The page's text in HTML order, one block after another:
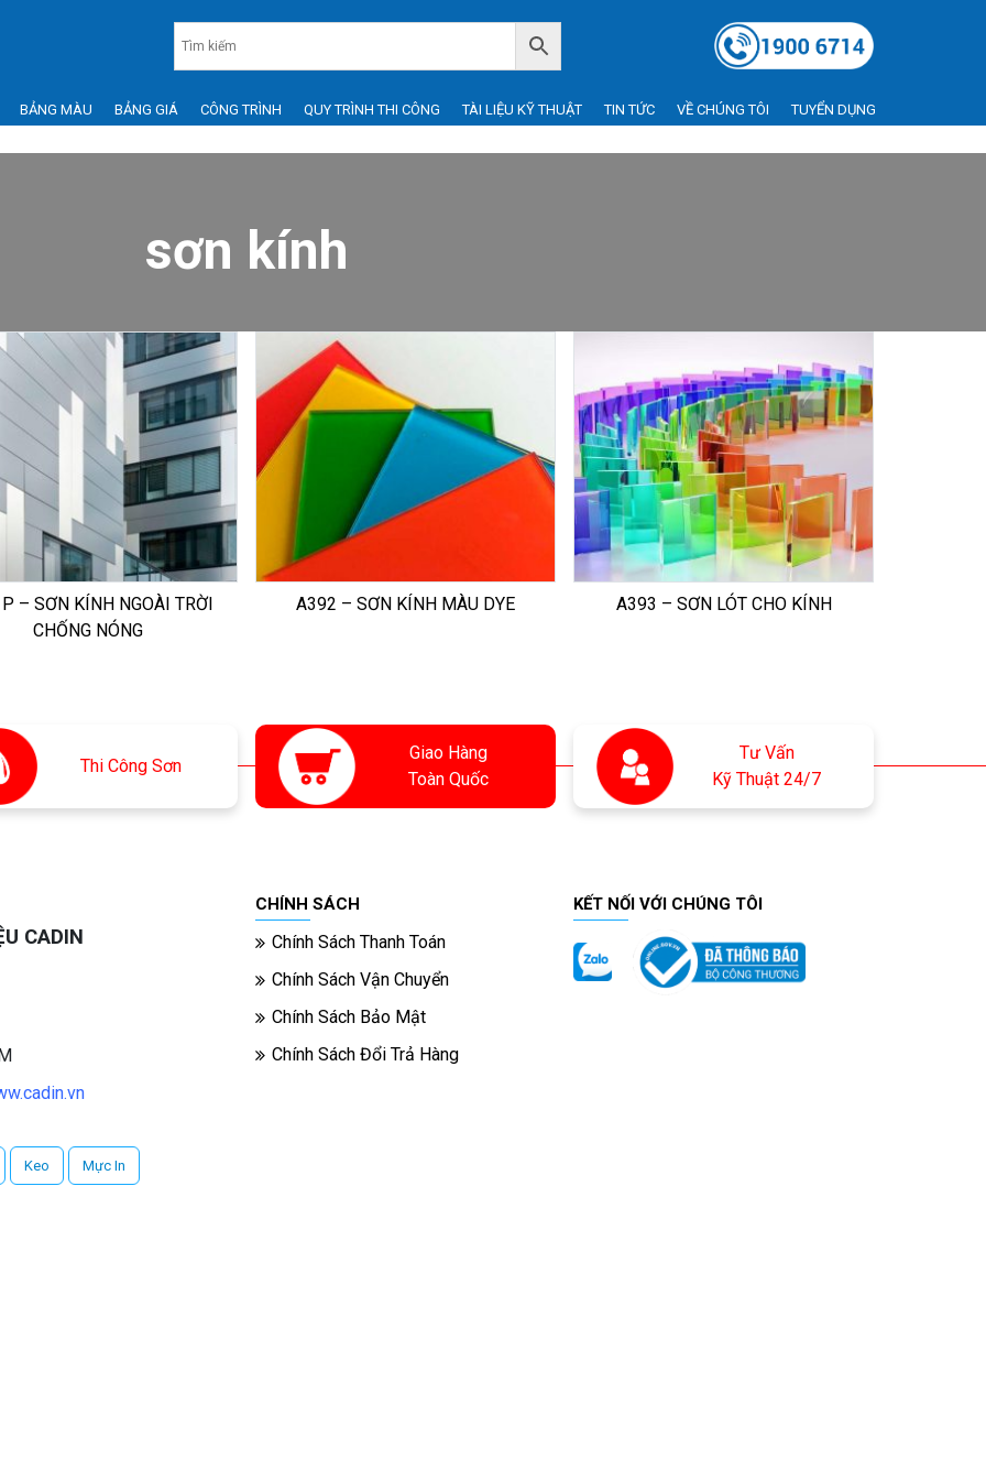
BẢNG MÀU BẢNG GIÁ CÔNG TRÌNH QUY TRÌNH THI CÔNG TÀI LIỆU KỸ THUẬT TIN TỨC VỀ CHÚNG TÔI TUYỂN DỤNG
sơn kính
– SƠN KÍNH NGOÀI TRỜI
CHỐNG NÓNG
A392 – SƠN KÍNH MÀU DYE A393 – SƠN LÓT CHO KÍNH
ThiCông Sơn
Giao Hàng
Toàn Quốc
Tư Vấn
Kỹ Thuật 24/7
CADIN
Keo Mực In
CHÍNH SÁCH
Chính Sách Thanh Toán
Chính Sách Vận Chuyển
Chính Sách Bảo Mật
Chính Sách Đổi Trả Hàng
KẾT NỐI VỚI CHÚNG TÔI